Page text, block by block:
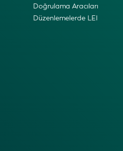
Doğrulama Aracıları
Düzenlemelerde LEI